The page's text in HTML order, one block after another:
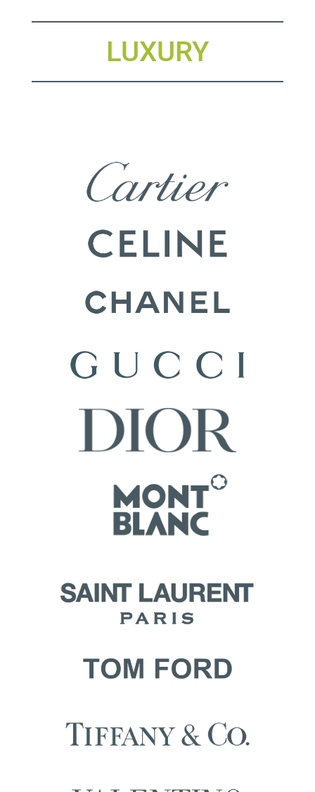
LUXURY